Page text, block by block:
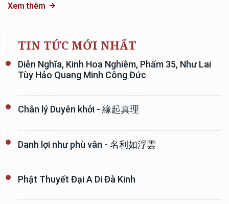
Xem thêm
TIN TỨC MỚI NHẤT
Diễn Nghĩa, Kinh Hoa Nghiêm, Phẩm 35, Như Lai
Tùy Hảo Quang Minh Công Đức
Chân lý Duyên khởi - 緣起真理
Danh lợi như phù vân - 名利如浮雲
Phật Thuyết Đại A Di Đà Kinh